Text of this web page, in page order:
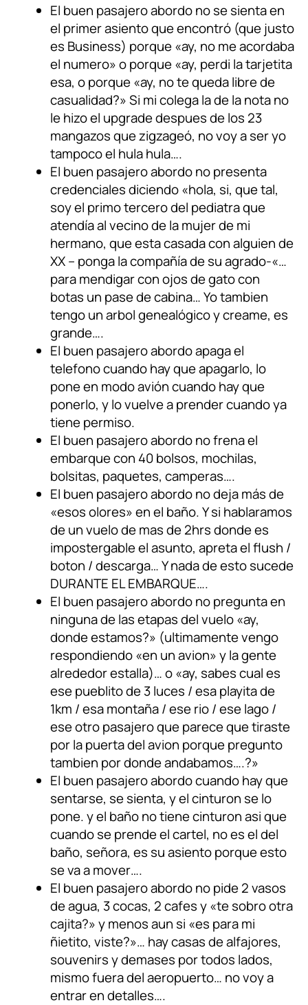
El buen pasajero abordo no se sienta en
el primer asiento que encontró (que justo
es Business) porque «ay, no me acordaba
el numero» o porque «ay, perdi la tarjetita
esa, o porque «ay, no te queda libre de
casualidad?» Si mi colega la de la nota no
le hizo el upgrade despues de los 23
mangazos que zigzageó, no voy a ser yo
tampoco el hula hula….
El buen pasajero abordo no presenta
credenciales diciendo «hola, si, que tal,
soy el primo tercero del pediatra que
atendía al vecino de la mujer de mi
hermano, que esta casada con alguien de
XX – ponga la compañía de su agrado-«…
para mendigar con ojos de gato con
botas un pase de cabina… Yo tambien
tengo un arbol genealógico y creame, es
grande….
El buen pasajero abordo apaga el
telefono cuando hay que apagarlo, lo
pone en modo avión cuando hay que
ponerlo, y lo vuelve a prender cuando ya
tiene permiso.
El buen pasajero abordo no frena el
embarque con 40 bolsos, mochilas,
bolsitas, paquetes, camperas….
El buen pasajero abordo no deja más de
«esos olores» en el baño. Y si hablaramos
de un vuelo de mas de 2hrs donde es
impostergable el asunto, apreta el flush /
boton / descarga… Y nada de esto sucede
DURANTE EL EMBARQUE….
El buen pasajero abordo no pregunta en
ninguna de las etapas del vuelo «ay,
donde estamos?» (ultimamente vengo
respondiendo «en un avion» y la gente
alrededor estalla)… o «ay, sabes cual es
ese pueblito de 3 luces / esa playita de
1km / esa montaña / ese rio / ese lago /
ese otro pasajero que parece que tiraste
por la puerta del avion porque pregunto
tambien por donde andabamos….?»
El buen pasajero abordo cuando hay que
sentarse, se sienta, y el cinturon se lo
pone. y el baño no tiene cinturon asi que
cuando se prende el cartel, no es el del
baño, señora, es su asiento porque esto
se va a mover….
El buen pasajero abordo no pide 2 vasos
de agua, 3 cocas, 2 cafes y «te sobro otra
cajita?» y menos aun si «es para mi
ñietito, viste?»… hay casas de alfajores,
souvenirs y demases por todos lados,
mismo fuera del aeropuerto… no voy a
entrar en detalles….